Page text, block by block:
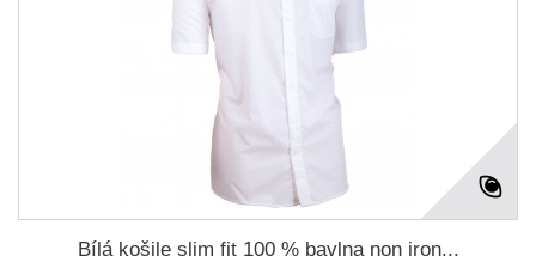
Bílá košile slim fit 100 % bavlna non iron...